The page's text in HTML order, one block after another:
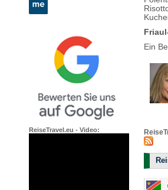
Ein
ReiseTravel.eu - Video: